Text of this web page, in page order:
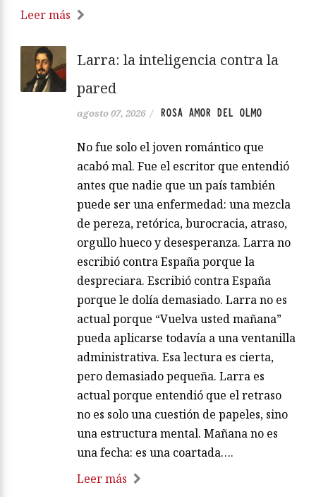
Leer más
Larra: la inteligencia contra la
pared
agosto 07, 2026 / ROSA AMOR DEL OLMO
No fue solo el joven romántico que
acabó mal. Fue el escritor que entendió
antes que nadie que un país también
puede ser una enfermedad: una mezcla
de pereza, retórica, burocracia, atraso,
orgullo hueco y desesperanza. Larra no
escribió contra España porque la
despreciara. Escribió contra España
porque le dolía demasiado. Larra no es
actual porque “Vuelva usted mañana”
pueda aplicarse todavía a una ventanilla
administrativa. Esa lectura es cierta,
pero demasiado pequeña. Larra es
actual porque entendió que el retraso
no es solo una cuestión de papeles, sino
una estructura mental. Mañana no es
una fecha: es una coartada….
Leer más